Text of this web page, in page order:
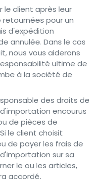
le client après leur
pour un
d'expédition
annulée. Dans le cas
nous vous aiderons
ultime de
à la société de
des droits de
encourus
de pièces de
le client choisit
de payer les frais de
sur sa
le ou les articles,
accordé.